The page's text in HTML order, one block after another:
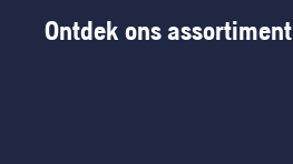
Ontdek ons assortiment